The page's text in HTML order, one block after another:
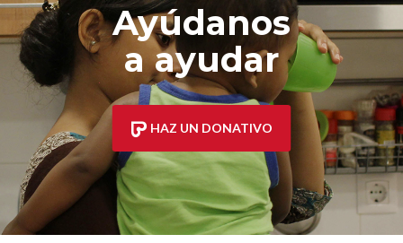
Ayúdanos
a ayudar
HAZ UN DONATIVO